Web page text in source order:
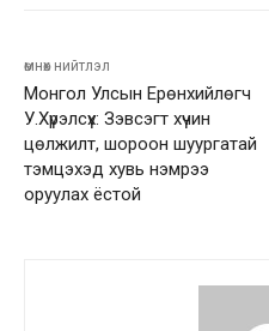
өмнөх нийтлэл
Монгол Улсын Ерөнхийлөгч
У.Хүрэлсүх: Зэвсэгт хүчин
цөлжилт, шороон шуургатай
тэмцэхэд хувь нэмрээ
оруулах ёстой